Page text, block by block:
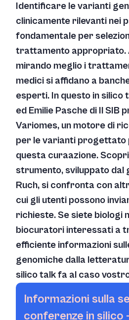
Identificare le varianti
clinicamente rilevanti nei
fondamentale per
trattamento appropriato.
mirando meglio i
medici si affidano a
esperti. In questo in silico
ed Emilie Pasche di Il SIB
Variomes, un motore di
per le varianti
questa curaazione.
strumento, sviluppato dal
Ruch, si confronta con
cui gli utenti possono
richieste. Se siete biologi
biocuratori interessati a
efficiente informazioni
genomiche dalla
silicotalk fa al caso
Informazioni sulla
conferenze in silico